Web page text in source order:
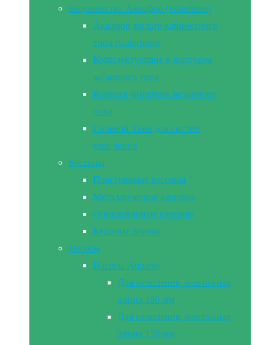
Водоочистка Аквафор (Waterboss)
Аквафор фильтр кабинетного
типа (waterboss)
Комплектующие к корпусам
засыпного типа
Корпуса фильтров засыпного
типа
Солевой Танк для систем
умягчения
Кессоны
Пластиковые кессоны
Металлические кессоны
Оцинкованные кессоны
Кессоны Земляк
Насосы
Насосы Aquario
Для отопления, монтажная
длина 180 мм
Для отопления, монтажная
длина 130 мм